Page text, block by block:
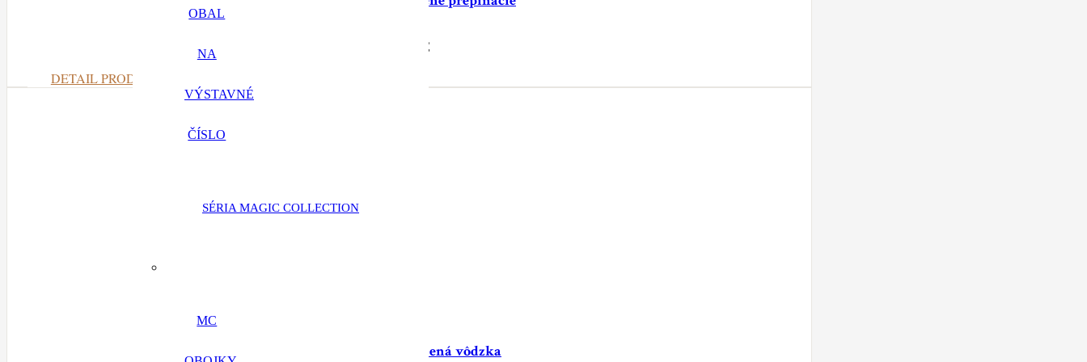
OBAL
NA
VÝSTAVNÉ
ČÍSLO
SÉRIA MAGIC COLLECTION
MC
€
DETAIL PRODUKTU
Čierno / biela kožená vôdzka